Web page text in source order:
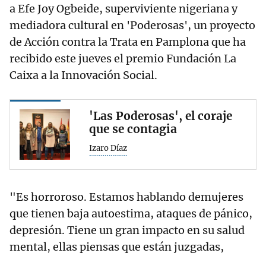
a Efe Joy Ogbeide, superviviente nigeriana y
mediadora cultural en 'Poderosas', un proyecto
de Acción contra la Trata en Pamplona que ha
recibido este jueves el premio Fundación La
Caixa a la Innovación Social.
'Las Poderosas', el coraje
que se contagia
Izaro Díaz
"Es horroroso. Estamos hablando demujeres
que tienen baja autoestima, ataques de pánico,
depresión. Tiene un gran impacto en su salud
mental, ellas piensas que están juzgadas,